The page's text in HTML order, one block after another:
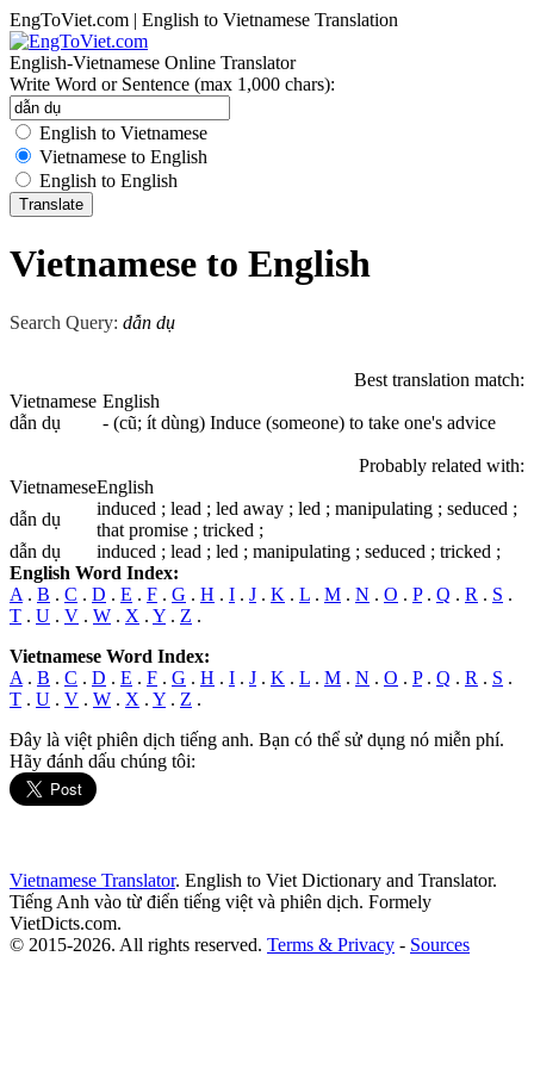
EngToViet.com | English to Vietnamese Translation
English-Vietnamese Online Translator
Write Word or Sentence (max 1,000 chars):
English to Vietnamese
Vietnamese to English
English to English
Vietnamese to English
Search Query: dẫn dụ
Best translation match:
Vietnamese English
dẫn dụ
- (cũ; ít dùng) Induce (someone) to take one's advice
Probably related with:
VietnameseEnglish
dẫn dụ
induced ; lead ; led away ; led ; manipulating ; seduced ;
that promise ; tricked ;
dẫn dụ
induced ; lead ; led ; manipulating ; seduced ; tricked ;
English Word Index:
A . B . C . D . E . F . G . H . I . J . K . L . M . N . O . P. Q . R . S .
T . U . V . W . X . Y . Z .
Vietnamese Word Index:
A . B . C . D . E . F . G . H . I . J . K . L . M . N . O . P. Q . R . S .
T . U . V . W . X . Y . Z .
Đây là việt phiên dịch tiếng anh. Bạn có thể sử dụng nó miễn phí.
Hãy đánh dấu chúng tôi:
Vietnamese Translator. English to Viet Dictionary and Translator.
Tiếng Anh vào từ điển tiếng việt và phiên dịch. Formely
VietDicts.com.
© 2015-2026. All rights reserved. Terms & Privacy - Sources